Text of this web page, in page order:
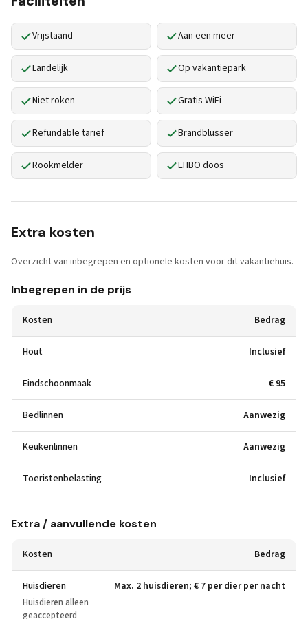
Vrijstaand Aan een meer
Landelijk Op vakantiepark
Niet roken Gratis WiFi
Refundable tarief Brandblusser
Rookmelder EHBO doos
Extra kosten
Overzicht van inbegrepen en optionele kosten voor dit vakantiehuis.
Inbegrepen in de prijs
Kosten Bedrag
Hout Inclusief
Eindschoonmaak € 95
Bedlinnen Aanwezig
Keukenlinnen Aanwezig
Toeristenbelasting Inclusief
Extra / aanvullende kosten
Kosten Bedrag
Huisdieren
Huisdieren alleen
geaccepteerd
Max. 2 huisdieren; € 7 per dier per nacht